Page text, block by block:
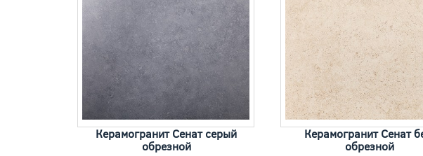
Керамогранит Сенат серый
обрезной
Керамогранит Сенат
обрезной